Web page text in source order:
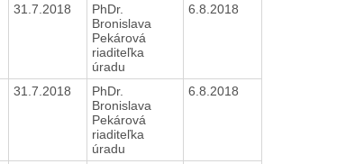
31.7.2018
PhDr.
Bronislava
Pekárová
riaditeľka
úradu
6.8.2018
31.7.2018
PhDr.
Bronislava
Pekárová
riaditeľka
úradu
6.8.2018